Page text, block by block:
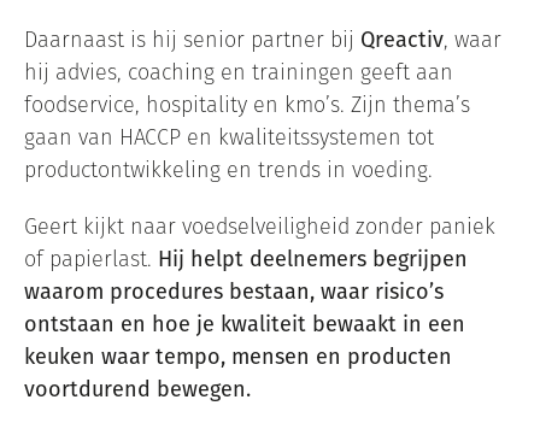
Daarnaast is hij senior partner bij Qreactiv, waar
hij advies, coaching en trainingen geeft aan
foodservice, hospitality en kmo’s. Zijn thema’s
gaan van HACCP en kwaliteitssystemen tot
productontwikkeling en trends in voeding.
Geert kijkt naar voedselveiligheid zonder paniek
of papierlast. Hij helpt deelnemers begrijpen
waarom procedures bestaan, waar risico’s
ontstaan en hoe je kwaliteit bewaakt in een
keuken waar tempo, mensen en producten
voortdurend bewegen.